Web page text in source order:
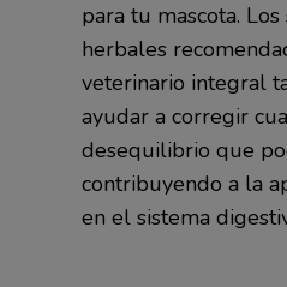
para tu mascota.
herbales
veterinario integral
ayudar a corregir
desequilibrio que
contribuyendo a la
en el sistema